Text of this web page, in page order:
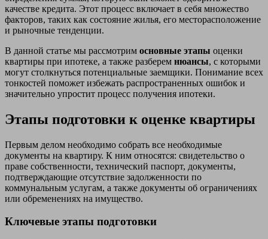
качестве кредита. Этот процесс включает в себя множество
факторов, таких как состояние жилья, его месторасположение
и рыночные тенденции.
В данной статье мы рассмотрим основные этапы оценки
квартиры при ипотеке, а также разберем нюансы, с которыми
могут столкнуться потенциальные заемщики. Понимание всех
тонкостей поможет избежать распространенных ошибок и
значительно упростит процесс получения ипотеки.
Этапы подготовки к оценке квартиры
Первым делом необходимо собрать все необходимые
документы на квартиру. К ним относятся: свидетельство о
праве собственности, технический паспорт, документы,
подтверждающие отсутствие задолженности по
коммунальным услугам, а также документы об ограничениях
или обременениях на имущество.
Ключевые этапы подготовки